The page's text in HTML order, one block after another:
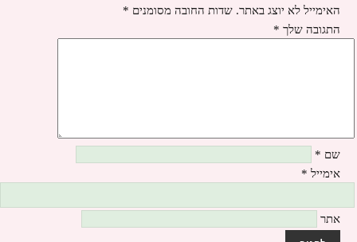
האימייל לא יוצג באתר. שדות החובה מסומנים *
התגובה שלך *
שם *
אימייל *
אתר